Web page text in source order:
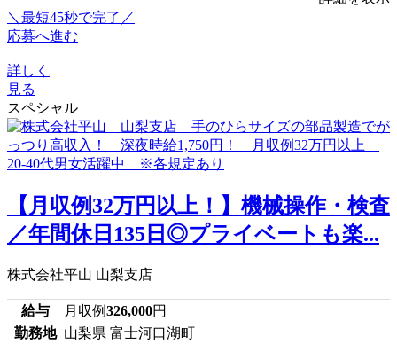
＼最短45秒で完了／
応募へ進む
詳しく
見る
スペシャル
【月収例32万円以上！】機械操作・検査
／年間休日135日◎プライベートも楽...
株式会社平山 山梨支店
給与 月収例326,000円
勤務地 山梨県 富士河口湖町